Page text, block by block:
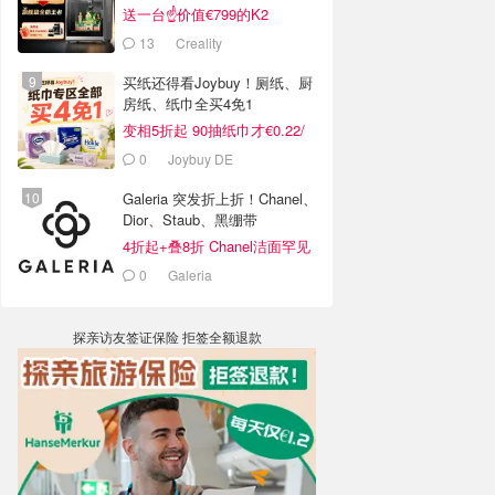
送一台☝️价值€799的K2
Combo！
13 Creality
买纸还得看Joybuy！厕纸、厨
房纸、纸巾全买4免1
变相5折起 90抽纸巾才€0.22/
包 0 Joybuy DE
Galeria 突发折上折！Chanel、
Dior、Staub、黑绷带
4折起+叠8折 Chanel洁面罕见
€430 Galeria
探亲访友签证保险 拒签全额退款